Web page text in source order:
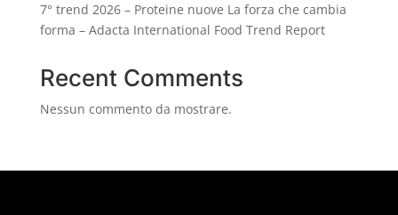
7° trend 2026 – Proteine nuove La forza che cambia
forma – Adacta International Food Trend Report
Recent Comments
Nessun commento da mostrare.